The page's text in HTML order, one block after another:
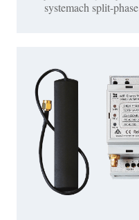
systemach split-phase